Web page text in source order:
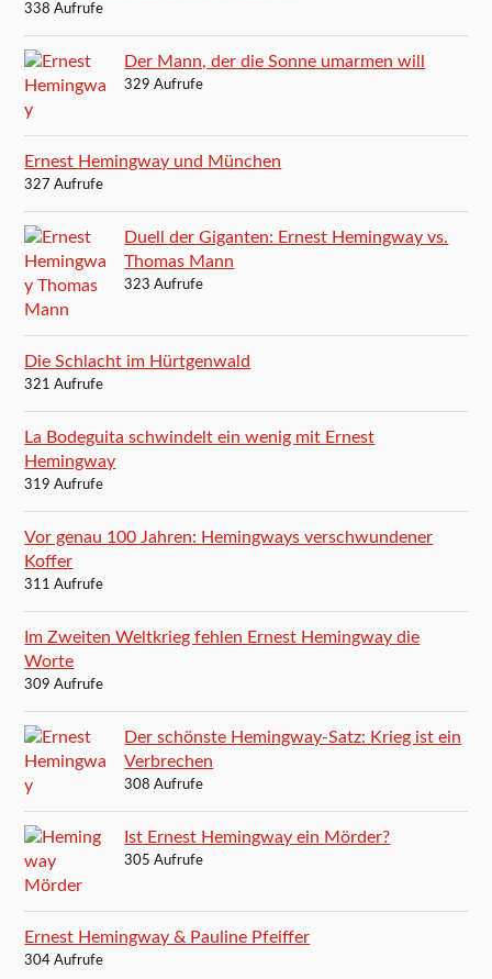
338 Aufrufe
Der Mann, der die Sonne umarmen will
329 Aufrufe
Ernest Hemingway und München
327 Aufrufe
Duell der Giganten: Ernest Hemingway vs.
Thomas Mann
323 Aufrufe
Die Schlacht im Hürtgenwald
321 Aufrufe
La Bodeguita schwindelt ein wenig mit Ernest
Hemingway
319 Aufrufe
Vor genau 100 Jahren: Hemingways verschwundener
Koffer
311 Aufrufe
Im Zweiten Weltkrieg fehlen Ernest Hemingway die
Worte
309 Aufrufe
Der schönste Hemingway-Satz: Krieg ist ein
Verbrechen
308 Aufrufe
Ist Ernest Hemingway ein Mörder?
305 Aufrufe
Ernest Hemingway & Pauline Pfeiffer
304 Aufrufe